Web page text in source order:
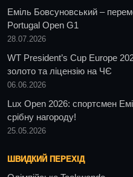
Еміль Бовсуновський –
Portugal Open G1
28.07.2026
WT President’s Cup Europe
золото та ліцензію на ЧЄ
06.06.2026
Lux Open 2026: спортсмен
срібну нагороду!
25.05.2026
ШВИДКИЙ ПЕРЕХІД